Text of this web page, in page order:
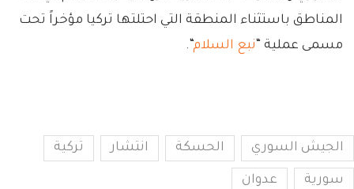
المناطق باستثناء المنطقة التي احتلتها تركيا مؤخراً تحت
مسمى عملية “نبع السلام“.
الجيش السوري الحسكة انتشار تركية
سورية عدوان